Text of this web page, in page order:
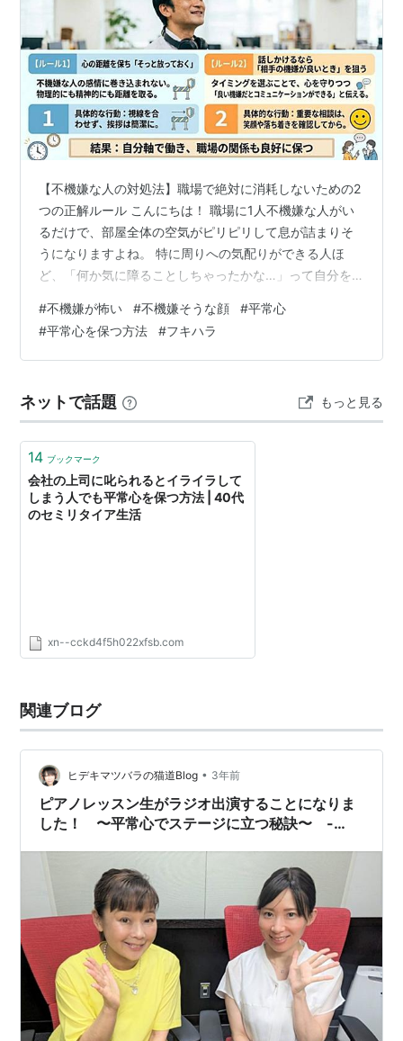
【不機嫌な人の対処法】職場で絶対に消耗しないための2
つの正解ルール こんにちは！ 職場に1人不機嫌な人がい
るだけで、部屋全体の空気がピリピリして息が詰まりそ
うになりますよね。 特に周りへの気配りができる人ほ
ど、「何か気に障ることしちゃったかな…」って自分を
にあなたが心をすり減らす必要は、一切ありませんよ。
この記事では、不機嫌な人に振り回されず自分の心を守
りながら穏やかに働くためのヒントを私の体験を交えて
集中できますように。 それではスタート！ 職場の不機嫌
に疲れていませんか？ いつも周りの…
#不機嫌が怖い #不機嫌そうな顔 #平常心
#平常心を保つ方法 #フキハラ
ネットで話題 もっと見る
14 ブックマーク
会社の上司に叱られるとイライラして
しまう人でも平常心を保つ方法 | 40代
のセミリタイア生活
xn--cckd4f5h022xfsb.com
関連ブログ
ヒデキマツバラの猫道Blog • 3年前
ピアノレッスン生がラジオ出演することになりま
した！ 〜平常心でステージに立つ秘訣〜 -